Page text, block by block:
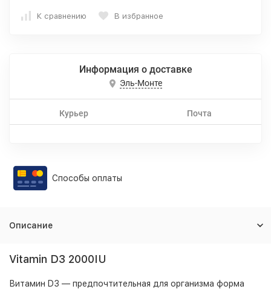
К сравнению В избранное
Информация о доставке
Эль-Монте
Курьер Почта
Способы оплаты
Описание
Vitamin D3 2000IU
Витамин D3 — предпочтительная для организма форма